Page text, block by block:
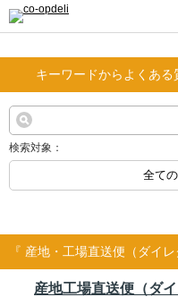
キーワードからよくある
検索対象：
全て
『 産地・工場直送便（ダイ
産地工場直送便（ダ